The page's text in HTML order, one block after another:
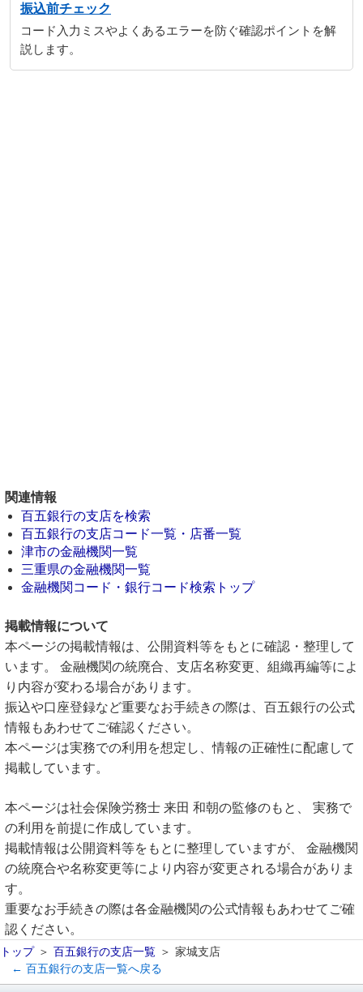
振込前チェック
コード入力ミスやよくあるエラーを防ぐ確認ポイントを解
説します。
関連情報
百五銀行の支店を検索
百五銀行の支店コード一覧・店番一覧
津市の金融機関一覧
三重県の金融機関一覧
金融機関コード・銀行コード検索トップ
掲載情報について
本ページの掲載情報は、公開資料等をもとに確認・整理して
います。 金融機関の統廃合、支店名称変更、組織再編等によ
り内容が変わる場合があります。
振込や口座登録など重要なお手続きの際は、百五銀行の公式
情報もあわせてご確認ください。
本ページは実務での利用を想定し、情報の正確性に配慮して
掲載しています。
本ページは社会保険労務士 来田 和朝の監修のもと、 実務で
の利用を前提に作成しています。
掲載情報は公開資料等をもとに整理していますが、 金融機関
の統廃合や名称変更等により内容が変更される場合がありま
す。
重要なお手続きの際は各金融機関の公式情報もあわせてご確
認ください。
トップ 百五銀行の支店一覧
家城支店
← 百五銀行の支店一覧へ戻る